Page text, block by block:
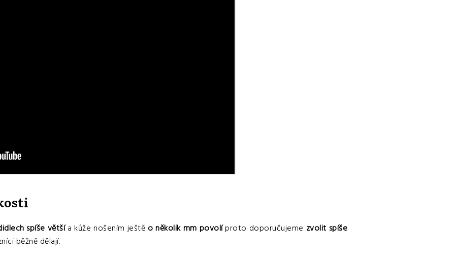
spíše většía kůže nošením ještě o několik mm povolíproto doporučujeme zvolit spíše
běžně dělají.